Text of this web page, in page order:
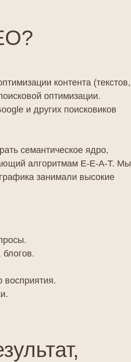
контента (текстов,
оптимизации.
и других поисковиков
семантическое ядро,
алгоритмам E-E-A-T. Мы
занимали высокие
блогов.
восприятия.